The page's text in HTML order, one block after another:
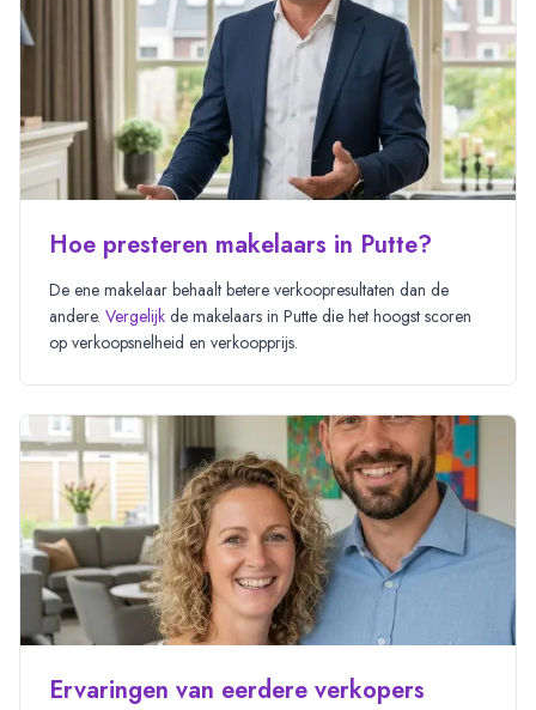
Hoe presteren makelaars in Putte?
De ene makelaar behaalt betere verkoopresultaten dan de
andere. Vergelijk de makelaars in Putte die het hoogst scoren
op verkoopsnelheid en verkoopprijs.
Ervaringen van eerdere verkopers